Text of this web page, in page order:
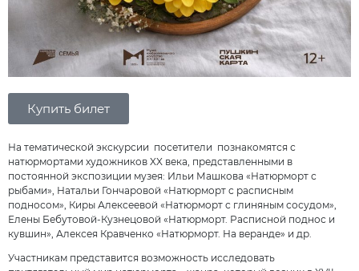
Купить билет
На тематической экскурсии посетители познакомятся с
натюрмортами художников XX века, представленными в
постоянной экспозиции музея: Ильи Машкова «Натюрморт с
рыбами», Натальи Гончаровой «Натюрморт с расписным
подносом», Киры Алексеевой «Натюрморт с глиняным сосудом»,
Елены Бебутовой-Кузнецовой «Натюрморт. Расписной поднос и
кувшин», Алексея Кравченко «Натюрморт. На веранде» и др.
Участникам представится возможность исследовать